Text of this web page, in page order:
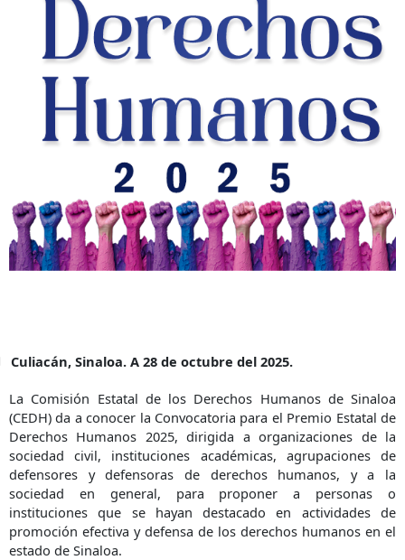
Culiacán, Sinaloa. A 28 de octubre del 2025.
La Comisión Estatal de los Derechos Humanos de Sinaloa
(CEDH) da a conocer la Convocatoria para el Premio Estatal de
Derechos Humanos 2025, dirigida a organizaciones de la
sociedad civil, instituciones académicas, agrupaciones de
defensores y defensoras de derechos humanos, y a la
sociedad en general, para proponer a personas o
instituciones que se hayan destacado en actividades de
promoción efectiva y defensa de los derechos humanos en el
estado de Sinaloa.